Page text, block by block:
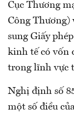
Cục Thương
Công Thương)
sung Giấy
kinh tế có vốn
trong lĩnh vực
Nghị định số
một số điều